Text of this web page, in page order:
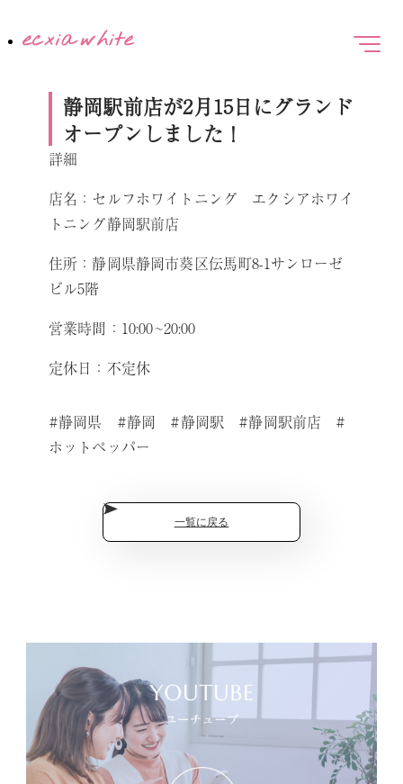
静岡駅前店が2月15日にグランド
オープンしました！
詳細
店名：セルフホワイトニング エクシアホワイ
トニング静岡駅前店
住所：静岡県静岡市葵区伝馬町8-1サンローゼ
ビル5階
営業時間：10:00~20:00
定休日：不定休
#静岡県 #静岡 #静岡駅 #静岡駅前店 #
ホットペッパー
一覧に戻る